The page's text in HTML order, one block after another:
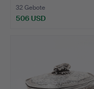
32 Gebote
506 USD